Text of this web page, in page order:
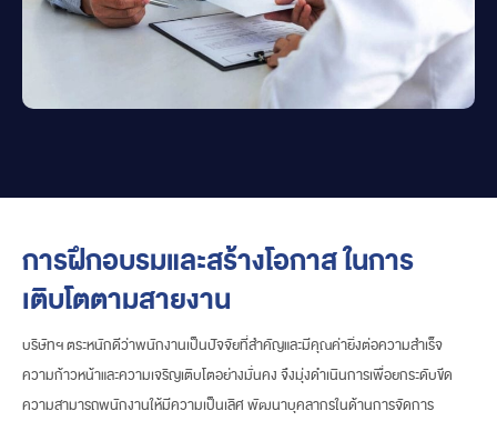
การฝึกอบรมและสร้างโอกาส ในการ
เติบโตตามสายงาน
บริษัทฯ ตระหนักดีว่าพนักงานเป็นปัจจัยที่สำคัญและมีคุณค่ายิ่งต่อความสำเร็จ
ความก้าวหน้าและความเจริญเติบโตอย่างมั่นคง จึงมุ่งดำเนินการเพื่อยกระดับขีด
ความสามารถพนักงานให้มีความเป็นเลิศ พัฒนาบุคลากรในด้านการจัดการ